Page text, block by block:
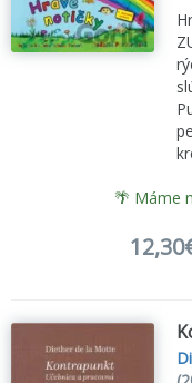
🌴 Máme